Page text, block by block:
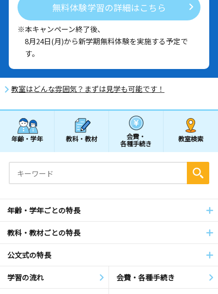
無料体験学習の詳細はこちら
※本キャンペーン終了後、
8月24日(月)から新学期無料体験を実施する予定で
す。
教室はどんな雰囲気？まずは見学も可能です！
年齢・学年 教科・教材 会費・
各種手続き
教室検索
年齢・学年ごとの特長
教科・教材ごとの特長
公文式の特長
学習の流れ 会費・各種手続き